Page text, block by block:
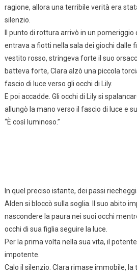
ragione, allora una terribile verità era
silenzio.
Il punto di rottura arrivò in un pomeriggio
entrava a fiotti nella sala dei giochi dalle
vestito rosso, stringeva forte il suo
batteva forte, Clara alzò una piccola
fascio di luce verso gli occhi di Lily.
E poi accadde. Gli occhi di Lily si
allungò la mano verso il fascio di luce e
“È così luminoso.”
In quel preciso istante, dei passi
Alden si bloccò sulla soglia. Il suo abito
nascondere la paura nei suoi occhi
occhi di sua figlia seguire la luce.
Per la prima volta nella sua vita, il
impotente.
Calo il silenzio. Clara rimase immobile,